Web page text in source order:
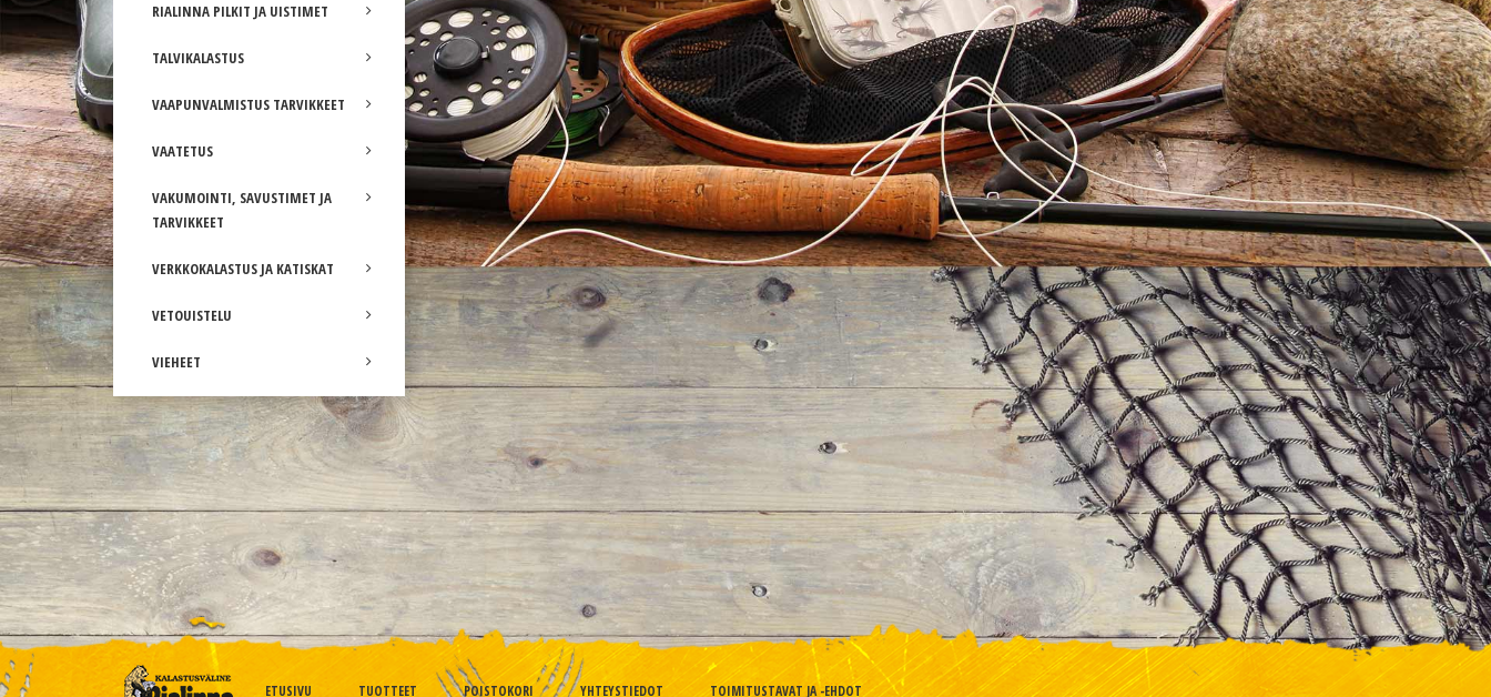
RIALINNA PILKIT JA UISTIMET
TALVIKALASTUS
VAAPUNVALMISTUS TARVIKKEET
VAATETUS
VAKUMOINTI, SAVUSTIMET JA
TARVIKKEET
VERKKOKALASTUS JA KATISKAT
VETOUISTELU
VIEHEET
ETUSIVU TUOTTEET POISTOKORI YHTEYSTIEDOT TOIMITUSTAVAT JA -EHDOT